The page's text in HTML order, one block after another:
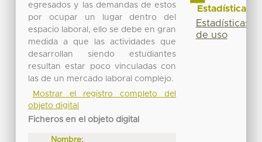
egresados y las demandas de estos
por ocupar un lugar dentro del
espacio laboral, ello se debe en gran
medida a que las actividades que
desarrollan siendo estudiantes
resultan estar poco vinculadas con
las de un mercado laboral complejo.
Mostrar el registro completo del
objeto digital
Ficheros en el objeto digital
Nombre:
Estadísticas
Estadísticas
de uso